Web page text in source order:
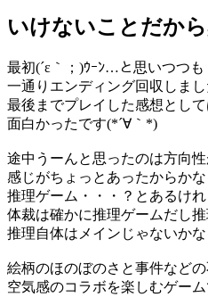
いけないことだか
最初(´ε｀；)ｳｰﾝ…と思いつつも
一通りエンディング回収しまし
最後までプレイした感想として
面白かったです(*´∀｀*)
途中うーんと思ったのは方向
感じがちょっとあったからかな
推理ゲーム・・・？とあるけ
体裁は確かに推理ゲームだし
推理自体はメインじゃないか
絵柄のほのぼのさと事件など
空気感のコラボを楽しむゲー